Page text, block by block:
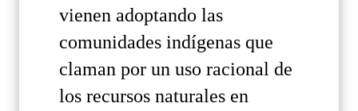
vienen adoptando las
comunidades indígenas que
claman por un uso racional de
los recursos naturales en